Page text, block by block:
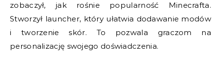
zobaczył, jak rośnie popularność Minecrafta.
Stworzył launcher, który ułatwia dodawanie modów
i tworzenie skór. To pozwala graczom na
personalizację swojego doświadczenia.